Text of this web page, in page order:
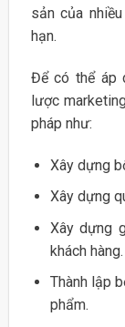
sản của
hạn.
Để có thể áp
lược
pháp như:
Xây dựng
Xây dựng
Xây dựng
khách hàng.
Thành lập
phẩm.